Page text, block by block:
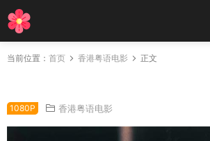
当前位置： 首页 香港粤语电影 正文
1080P 香港粤语电影